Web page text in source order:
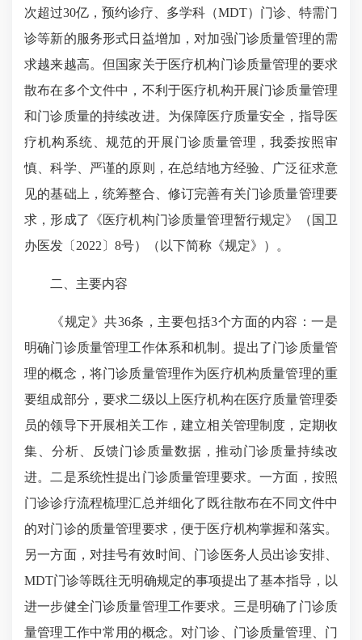
次超过30亿，预约诊疗、多学科（MDT）门诊、特需门
诊等新的服务形式日益增加，对加强门诊质量管理的需
求越来越高。但国家关于医疗机构门诊质量管理的要求
散布在多个文件中，不利于医疗机构开展门诊质量管理
和门诊质量的持续改进。为保障医疗质量安全，指导医
疗机构系统、规范的开展门诊质量管理，我委按照审
慎、科学、严谨的原则，在总结地方经验、广泛征求意
见的基础上，统筹整合、修订完善有关门诊质量管理要
求，形成了《医疗机构门诊质量管理暂行规定》（国卫
办医发〔2022〕8号）（以下简称《规定》）。
二、主要内容
《规定》共36条，主要包括3个方面的内容：一是
明确门诊质量管理工作体系和机制。提出了门诊质量管
理的概念，将门诊质量管理作为医疗机构质量管理的重
要组成部分，要求二级以上医疗机构在医疗质量管理委
员的领导下开展相关工作，建立相关管理制度，定期收
集、分析、反馈门诊质量数据，推动门诊质量持续改
进。二是系统性提出门诊质量管理要求。一方面，按照
门诊诊疗流程梳理汇总并细化了既往散布在不同文件中
的对门诊的质量管理要求，便于医疗机构掌握和落实。
另一方面，对挂号有效时间、门诊医务人员出诊安排、
MDT门诊等既往无明确规定的事项提出了基本指导，以
进一步健全门诊质量管理工作要求。三是明确了门诊质
量管理工作中常用的概念。对门诊、门诊质量管理、门